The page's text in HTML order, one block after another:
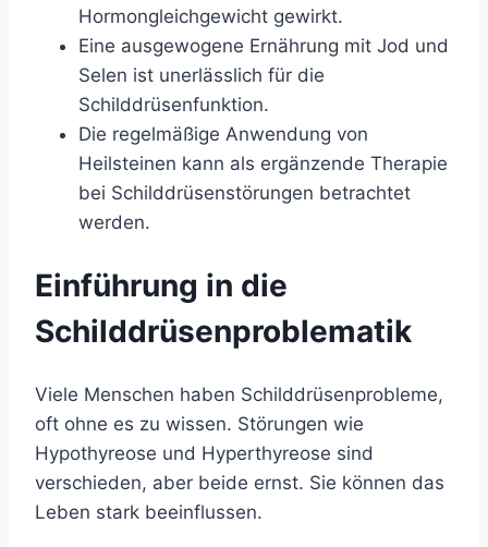
Hormongleichgewicht gewirkt.
Eine ausgewogene Ernährung mit Jod und
Selen ist unerlässlich für die
Schilddrüsenfunktion.
Die regelmäßige Anwendung von
Heilsteinen kann als ergänzende Therapie
bei Schilddrüsenstörungen betrachtet
werden.
Einführung in die
Schilddrüsenproblematik
Viele Menschen haben Schilddrüsenprobleme,
oft ohne es zu wissen. Störungen wie
Hypothyreose und Hyperthyreose sind
verschieden, aber beide ernst. Sie können das
Leben stark beeinflussen.